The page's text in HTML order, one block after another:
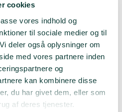
cookies
vores indhold og
til sociale medier og til
deler også oplysninger om
med vores partnere inden
og
kan kombinere disse
du har givet dem, eller som
af deres tjenester.
LÆG I KURV